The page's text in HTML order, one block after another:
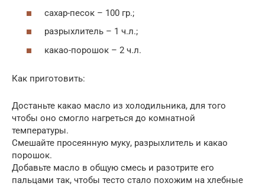
сахар-песок – 100 гр.;
разрыхлитель – 1 ч.л.;
какао-порошок – 2 ч.л.
Как приготовить:
Достаньте какао масло из холодильника, для того
чтобы оно смогло нагреться до комнатной
температуры.
Смешайте просеянную муку, разрыхлитель и какао
порошок.
Добавьте масло в общую смесь и разотрите его
пальцами так, чтобы тесто стало похожим на хлебные